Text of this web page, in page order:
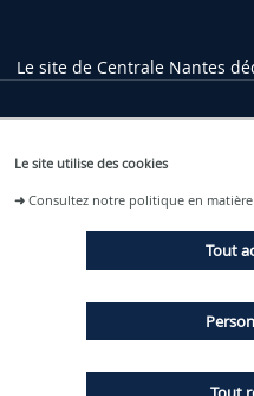
Le site utilise des cookies
➜Consultez notre politique en
Tout
Le site de Centrale Nantes
1 rue de la Noë
44321 Nantes Cedex 3
@ec-nantes.fr
Arrêt Ecole Centrale -